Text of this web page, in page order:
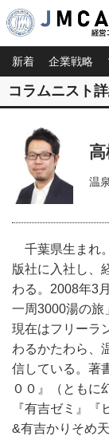
新着 企業戦略
コラムニスト
温
千葉県生まれ
版社に入社し、
わる。2008年3
一周3000湯の旅
現在はフリーラ
わるかたわら、
信している。著
００』（ともに
『有吉ゼミ』
&有吉かりそめ